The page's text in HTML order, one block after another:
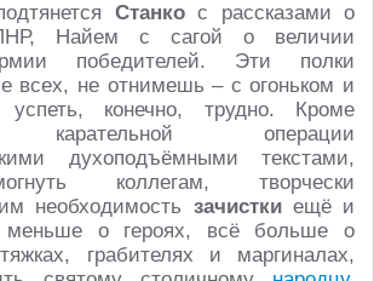
Станкос рассказами о
Найем с сагой о величии
победителей. Эти полки
всех, не отнимешь – с огоньком и
конечно, трудно. Кроме
карательной операции
духоподъёмными текстами,
коллегам, творчески
необходимость зачисткиещё и
о героях, всё больше о
грабителях и маргиналах,